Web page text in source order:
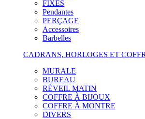
FIXES
Pendantes
PERÇAGE
Accessoires
Barbelles
CADRANS, HORLOGES ET
MURALE
BUREAU
RÉVEIL MATIN
COFFRE À BIJOUX
COFFRE À MONTRE
DIVERS